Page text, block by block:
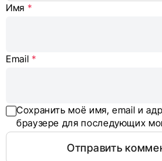
Имя *
Email *
Сохранить моё имя, email и
браузере для последующих